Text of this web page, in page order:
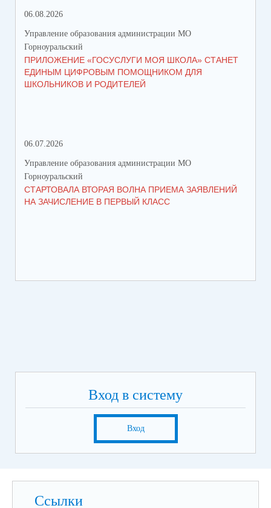
06.08.2026
Управление образования администрации МО
Горноуральский
ПРИЛОЖЕНИЕ «ГОСУСЛУГИ МОЯ ШКОЛА» СТАНЕТ
ЕДИНЫМ ЦИФРОВЫМ ПОМОЩНИКОМ ДЛЯ
ШКОЛЬНИКОВ И РОДИТЕЛЕЙ
06.07.2026
Управление образования администрации МО
Горноуральский
СТАРТОВАЛА ВТОРАЯ ВОЛНА ПРИЕМА ЗАЯВЛЕНИЙ
НА ЗАЧИСЛЕНИЕ В ПЕРВЫЙ КЛАСС
Вход в систему
Вход
Ссылки